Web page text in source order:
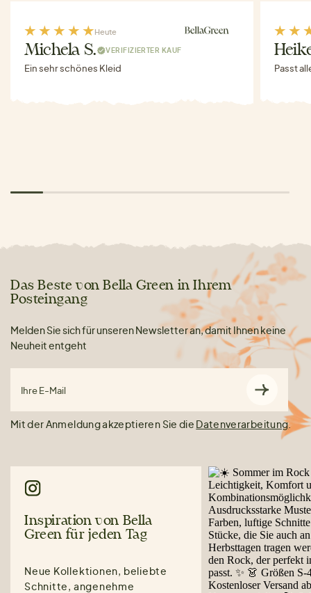
Heute
Michela S. VERIFIZIERTER KAUF
Ein sehr schönes Kleid Passt
Das Beste von Bella Green in Ihrem
Posteingang
Melden Sie sich für unseren Newsletter an, damit Ihnen keine
Neuheit entgeht
Ihre E-Mail
Mit der Anmeldung akzeptieren Sie die Datenverarbeitung.
Inspiration von Bella
Green für jeden Tag
Neue Kollektionen, beliebte
Schnitte, angenehme